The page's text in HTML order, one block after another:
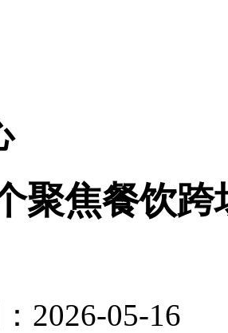
聚焦餐饮
2026-05-16